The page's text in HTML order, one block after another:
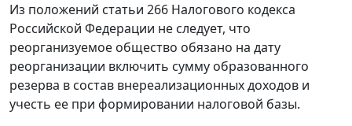
Из положений статьи 266 Налогового кодекса
Российской Федерации не следует, что
реорганизуемое общество обязано на дату
реорганизации включить сумму образованного
резерва в состав внереализационных доходов и
учесть ее при формировании налоговой базы.